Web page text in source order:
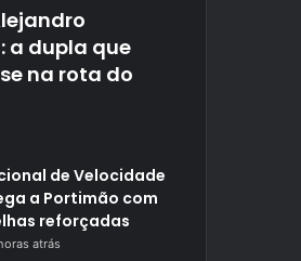
a dupla que
na rota do
de Velocidade
a Portimão com
reforçadas
atrás